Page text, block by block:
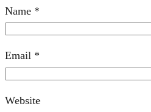
Name *
Email *
Website